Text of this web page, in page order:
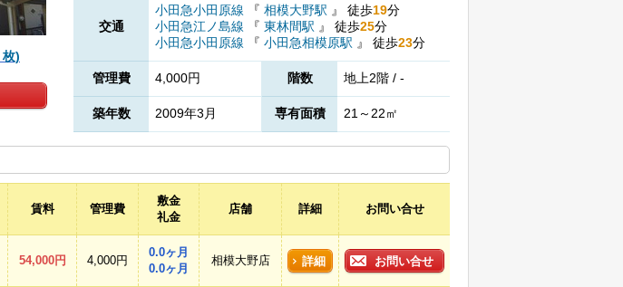
枚)
交通
小田急小田原線 『 相模大野駅 』 徒歩19分
小田急江ノ島線
『 東林間駅 』 徒歩25分
小田急小田原線
『 小田急相模原駅 』 徒歩23分
管理費 4,000円 階数 地上2階 / -
築年数 2009年3月 専有面積 21～22㎡
賃料 管理費
敷金
礼金
店舗 詳細 お問い合せ
54,000円 4,000円
0.0ヶ月
0.0ヶ月
相模大野店 詳細 お問い合せ